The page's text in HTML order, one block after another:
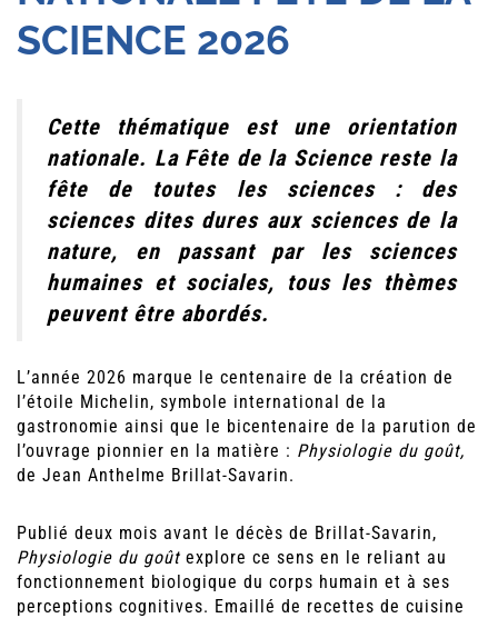
SCIENCE 2026
Cette thématique est une orientation
nationale. La Fête de la Science reste la
fête de toutes les sciences : des
sciences dites dures aux sciences de la
nature, en passant par les sciences
humaines et sociales, tous les thèmes
peuvent être abordés.
L’année 2026 marque le centenaire de la création de
l’étoile Michelin, symbole international de la
gastronomie ainsi que le bicentenaire de la parution de
l’ouvrage pionnier en la matière : Physiologie du goût,
de Jean Anthelme Brillat-Savarin.
Publié deux mois avant le décès de Brillat-Savarin,
Physiologie du goût explore ce sens en le reliant au
fonctionnement biologique du corps humain et à ses
perceptions cognitives. Emaillé de recettes de cuisine